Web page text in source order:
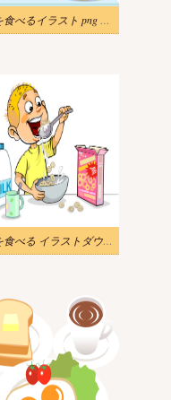
朝食を食べるイラスト png ダウンロード
朝食を食べる イラストダウンロード